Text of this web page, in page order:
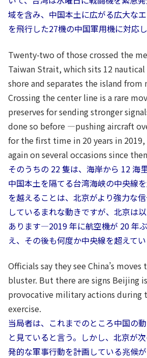
域を含み、中国本土に広がる広大な
を飛行した27機の中国軍用機に対応し
Twenty-two of those crossed the
Taiwan Strait, which sits 12
shore and separates the island from
Crossing the center line is a rare
preserves for sending stronger
done so before —pushing aircraft
for the first time in 20 years in 2019,
again on several occasions since
そのうちの 22 隻は、海岸から 12 海
中国本土を隔てる台湾海峡の中央線
を越えることは、北京がより強力な
しているまれな動きですが、北京は
あります—2019 年に航空機が 20 年
え、その後も何度か中央線を超えてい
Officials say they see China’s
bluster. But there are signs Beijing
provocative military actions during
exercise.
当局者は、これまでのところ中国の
と見ていると言う。しかし、北京が
発的な軍事行動を計画している兆候